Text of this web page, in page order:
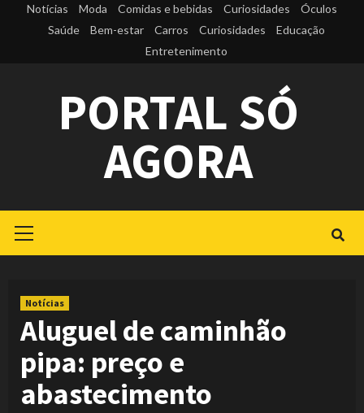
Notícias Moda Comidas e bebidas Curiosidades
Óculos
Saúde
Bem-estar Carros Curiosidades
Educação
Entretenimento
PORTAL SÓ
AGORA
Menu
Notícias
Aluguel de caminhão
pipa: preço e
abastecimento